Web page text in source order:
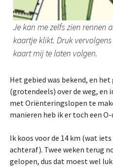
Je kan me zelfs zien rennen
kaartje klikt. Druk
kaart mij te laten volgen.
Het gebied was bekend, en
(grotendeels) over de weg, en
met Oriënteringslopen te
manieren heb ik er toch een
Ik koos voor de 14 km (wat
achteraf). Twee weken terug
gelopen, dus dat moest wel